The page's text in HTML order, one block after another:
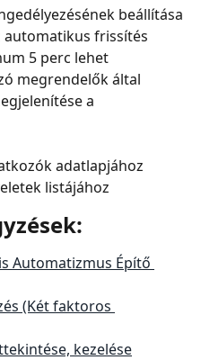
beállítása
automatikus frissítés
5 perc lehet
megrendelők által
a
adatlapjához
listájához
Automatizmus Építő
(Két faktoros
kezelése